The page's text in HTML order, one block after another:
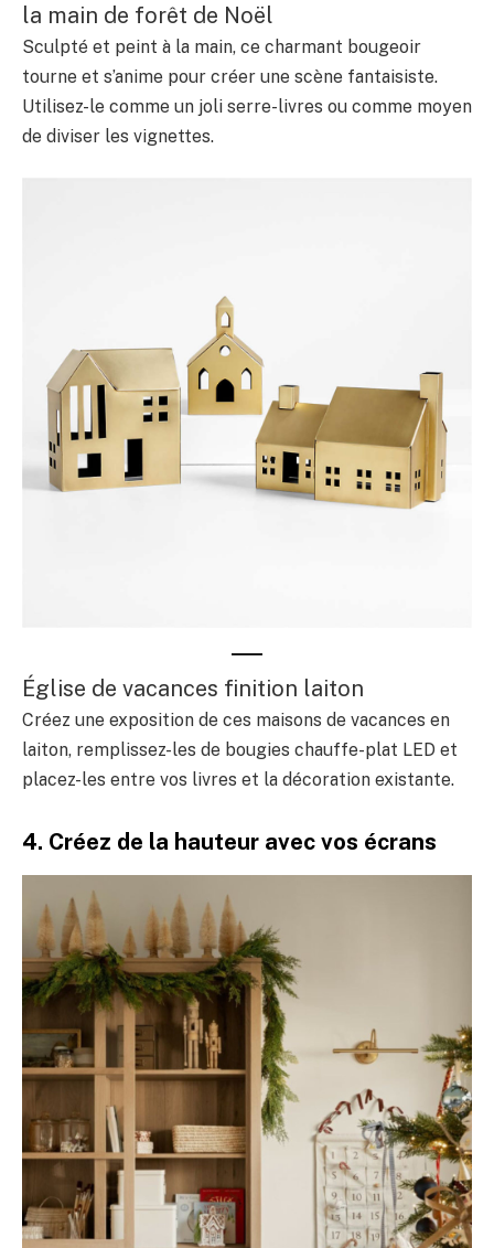
la main de forêt de Noël
Sculpté et peint à la main, ce charmant bougeoir
tourne et s’anime pour créer une scène fantaisiste.
Utilisez-le comme un joli serre-livres ou comme moyen
de diviser les vignettes.
Église de vacances finition laiton
Créez une exposition de ces maisons de vacances en
laiton, remplissez-les de bougies chauffe-plat LED et
placez-les entre vos livres et la décoration existante.
4. Créez de la hauteur avec vos écrans